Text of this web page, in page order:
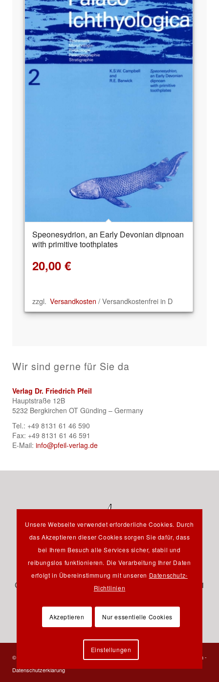
Speonesydrion, an Early Devonian dipnoan
with primitive toothplates
20,00 €
zzgl. Versandkosten / Versandkostenfrei in D
Wir sind gerne für Sie da
Verlag Dr. Friedrich Pfeil
Hauptstraße 12B
5232 Bergkirchen OT Günding – Germany
Tel.: +49 8131 61 46 590
Fax: +49 8131 61 46 591
E-Mail: info@pfeil-verlag.de
Hauptstraße 12B - 85232 Bergkirchen OT Günding -
Germany - Tel.: +49 8131 61 46 590 - Fax: +49 8131 61
© 2023 Verlag Dr. Friedrich Pfeil - Alle Rechte vorbehalten - Impressum-
Datenschutzerklärung
Unsere Webseite verwendet erforderliche Cookies. Durch
das Akzeptieren dieser Cookies sorgen Sie dafür, dass
bei Ihrem Besuch alle Services sicher, stabil und
reibungslos funktionieren. Die Verarbeitung Ihrer Daten
erfolgt in Übereinstimmung mit unseren Datenschutz-
Richtlinien
Akzeptieren Nur essentielle Cookies
Einstellungen